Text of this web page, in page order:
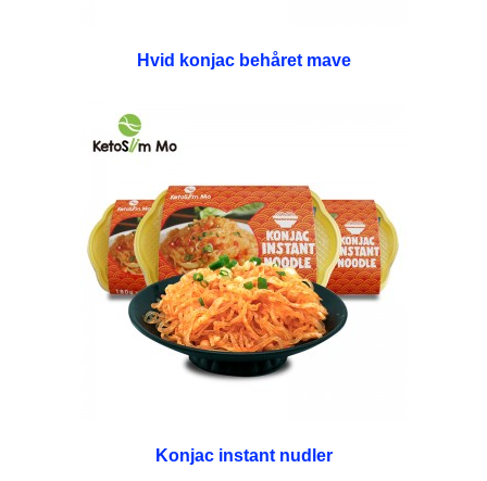
Hvid konjac behåret mave
Konjac instant nudler